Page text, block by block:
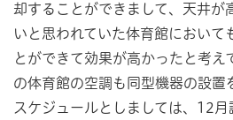
却することができまして、天井が
いと思われていた体育館において
とができて効果が高かったと考え
の体育館の空調も同型機器の設置
スケジュールとしましては、12